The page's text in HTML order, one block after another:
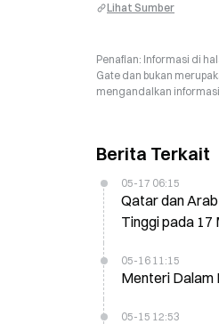
Lihat Sumber
Penafian: Informasi di
Gate dan bukan
mengandalkan
Berita Terkait
05-17 06:15
Qatar dan
Tinggi pada 17
05-16 11:15
Menteri Dalam
05-15 12:53